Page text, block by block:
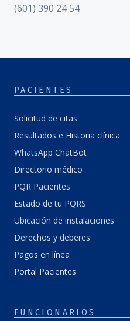
(601) 390 24 54
PACIENTES
Solicitud de citas
Resultados e Historia clínica
WhatsApp ChatBot
Directorio médico
PQR Pacientes
Estado de tu PQRS
Ubicación de instalaciones
Derechos y deberes
Pagos en línea
Portal Pacientes
FUNCIONARIOS